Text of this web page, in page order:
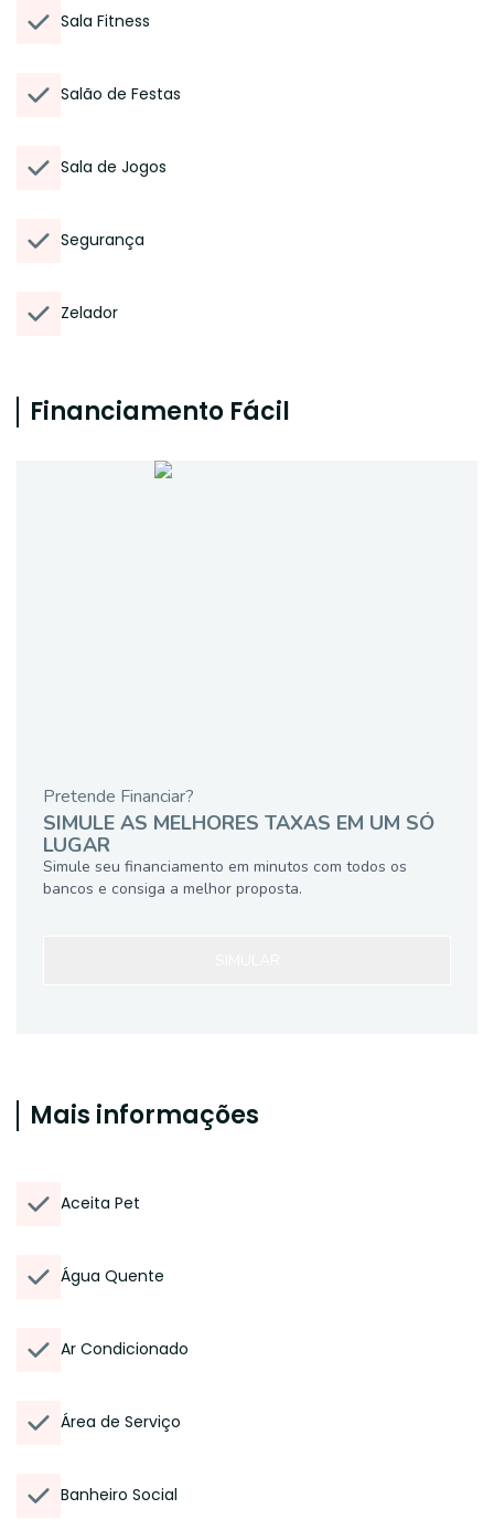
Sala Fitness
Salão de Festas
Sala de Jogos
Segurança
Zelador
Financiamento Fácil
Pretende Financiar?
SIMULE AS MELHORES TAXAS EM UM SÓ
LUGAR
Simule seu financiamento em minutos com todos os
bancos e consiga a melhor proposta.
Mais informações
Aceita Pet
Água Quente
Ar Condicionado
Área de Serviço
Banheiro Social